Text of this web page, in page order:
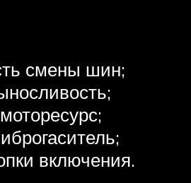
смены шин;
включения.